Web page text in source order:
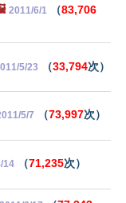
2011/6/1 （83,706
5/23 （33,794次）
5/7 （73,997次）
14 （71,235次）